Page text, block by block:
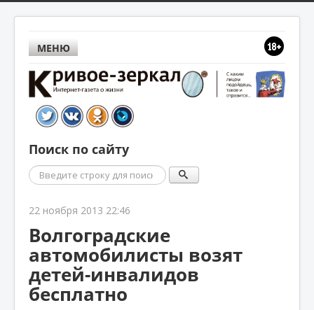
МЕНЮ
Поиск по сайту
Поиск
22 ноября 2013 22:46
Волгоградские
автомобилисты возят
детей-инвалидов
бесплатно